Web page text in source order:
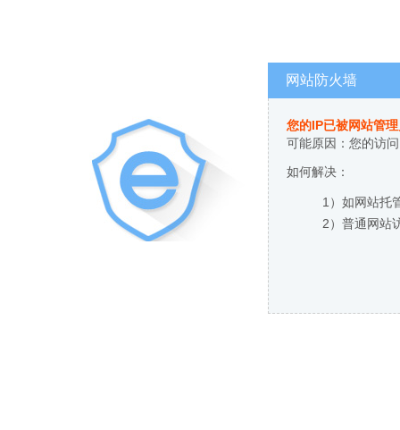
网站防火墙
您的IP已被网站管
可能原因：您的访
如何解决：
1）如网站托
2）普通网站